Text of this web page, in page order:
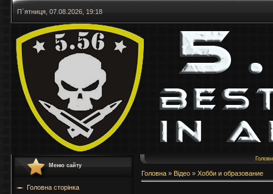
П`ятниця, 07.08.2026, 19:18
Меню сайту
Головна сторінка
Головна » Відео » Хобби и образование